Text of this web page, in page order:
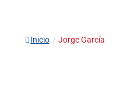
Inicio / Jorge García